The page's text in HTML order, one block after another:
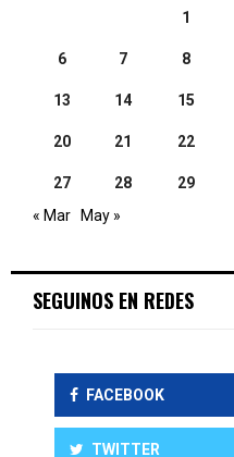
1
6 7 8
13 14 15
20 21 22
27 28 29
« Mar
May »
SEGUINOS EN REDES
FACEBOOK
TWITTER